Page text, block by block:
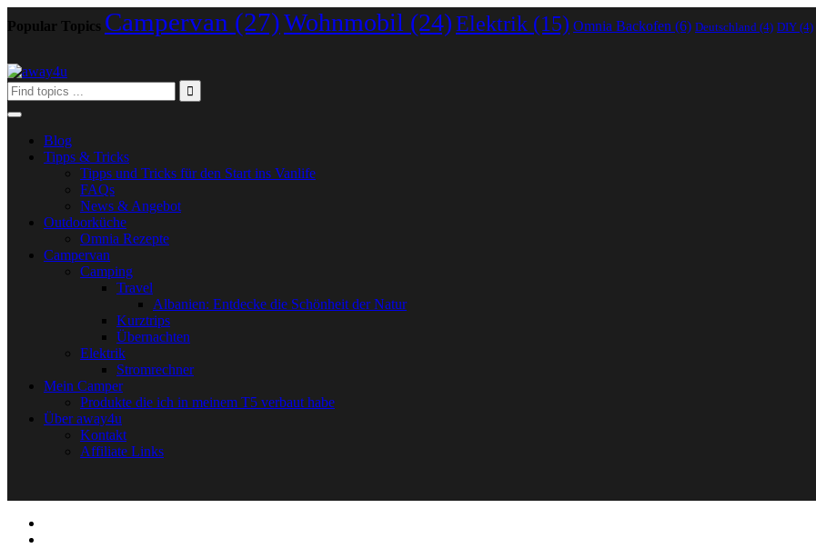
Popular Topics Campervan (27)Wohnmobil (24)Elektrik (15) Omnia Backofen (6) Deutschland (4) DIY (4)
Blog
Tipps & Tricks
Tipps und Tricks für den Start ins Vanlife
FAQs
News & Angebot
Outdoorküche
Omnia Rezepte
Campervan
Camping
Travel
Albanien: Entdecke die Schönheit der Natur
Kurztrips
Übernachten
Elektrik
Stromrechner
Mein Camper
Produkte die ich in meinem T5 verbaut habe
Über away4u
Kontakt
Affiliate Links